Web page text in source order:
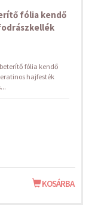
fólia kendő
fólia kendő
hajfesték
KOSÁRBA